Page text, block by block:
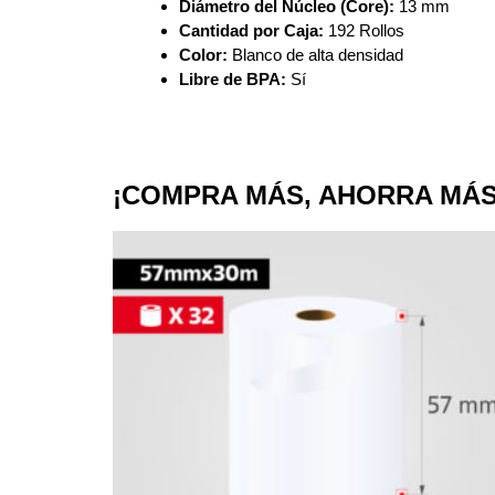
Diámetro del Núcleo (Core): 13 mm
Cantidad por Caja: 192 Rollos
Color: Blanco de alta densidad
Libre de BPA: Sí
¡COMPRA MÁS, AHORRA